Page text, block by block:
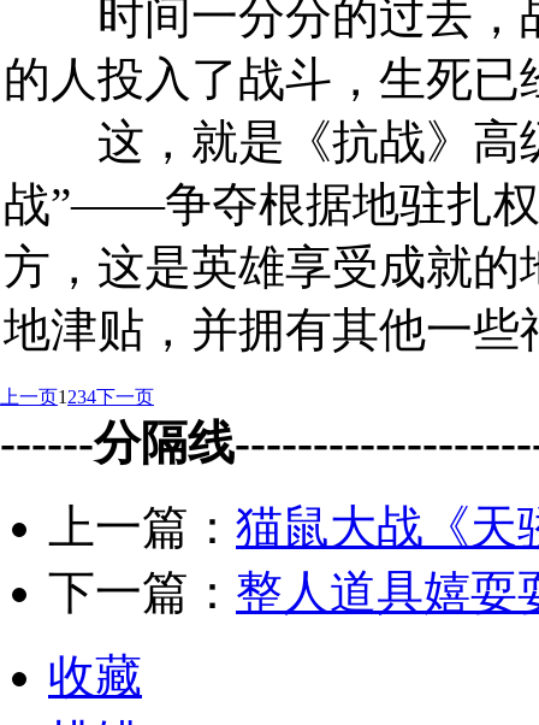
时间一分分的过去，
的人投入了战斗，生死
这，就是《抗战》高
战”——争夺根据地驻扎
方，这是英雄享受成就
地津贴，并拥有其他一
上一页1 234下一页
------分隔线
上一篇： 猫鼠大战《天
下一篇： 整人道具嬉耍
收藏